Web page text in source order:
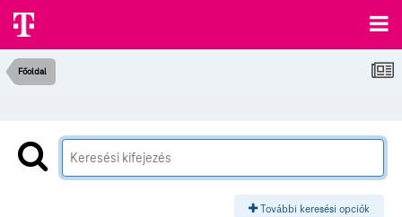
Főoldal
További keresési opciók